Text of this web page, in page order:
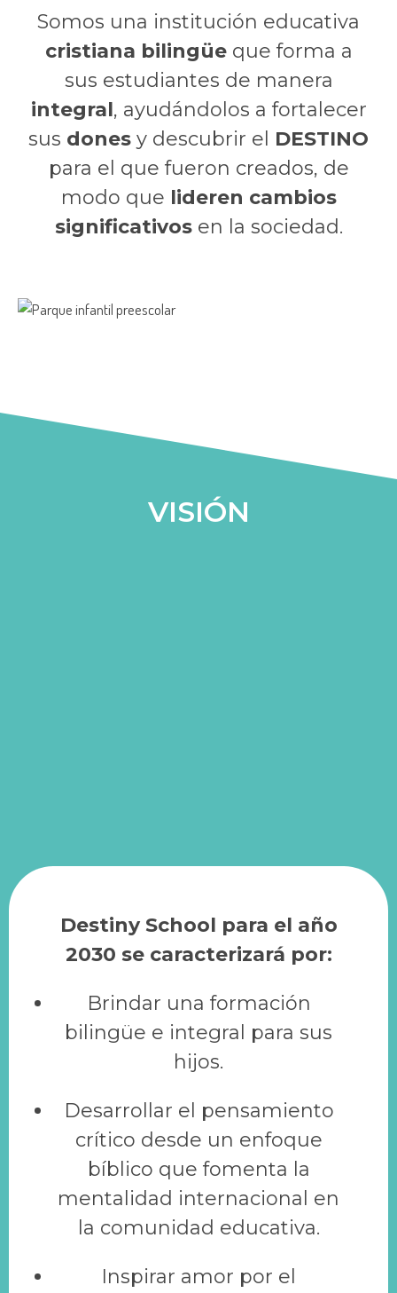
Somos una institución educativa
cristiana bilingüeque forma a
sus estudiantes de manera
integral, ayudándolos a fortalecer
sus dones y descubrir el DESTINO
para el que fueron creados, de
modo que lideren cambios
significativosen la sociedad.
VISIÓN
Destiny School para el año
2030 se caracterizará por:
Brindar una formación
bilingüe e integral para sus
hijos.
Desarrollar el pensamiento
crítico desde un enfoque
bíblico que fomenta la
mentalidad internacional en
la comunidad educativa.
Inspirar amor por el